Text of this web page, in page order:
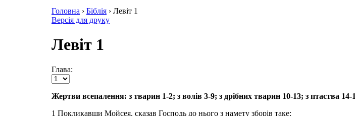
Головна › Біблія › Левіт 1
Версія для друку
Левіт 1
Глава:
Жертви всепалення: з тварин 1-2; з волів 3-9; з дрібних тварин 10-13; з птаства 14-
1 Покликавши Мойсея, сказав Господь до нього з намету зборів таке: